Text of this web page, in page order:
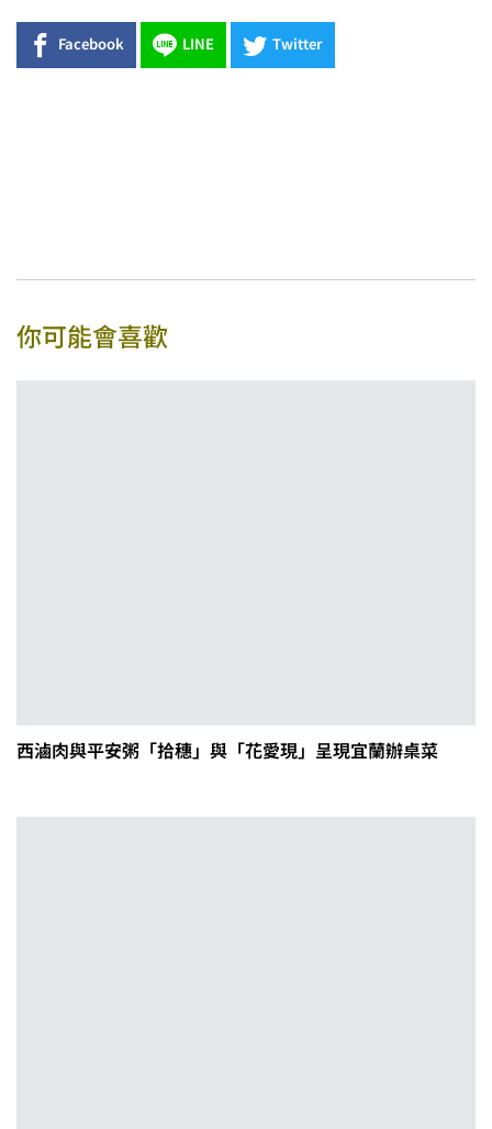
Facebook LINE Twitter
你可能會喜歡
西滷肉與平安粥「拾穗」與「花愛現」呈現宜蘭辦桌菜